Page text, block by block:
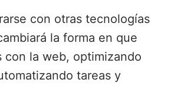
con otras tecnologías
la forma en que
con la web, optimizando
tareas y